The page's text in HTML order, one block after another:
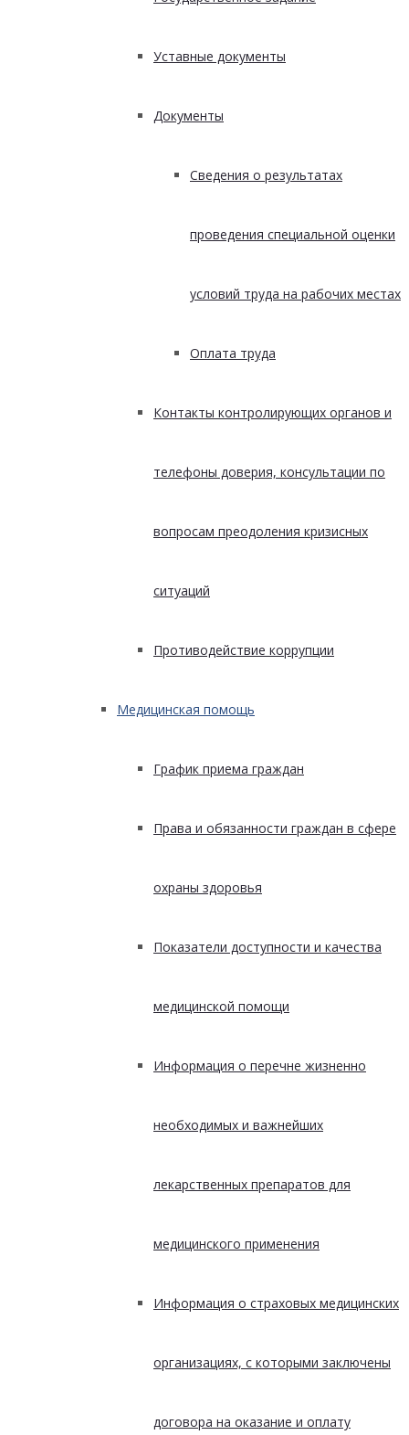
Уставные документы
Документы
Сведения о результатах
проведения специальной оценки
условий труда на рабочих местах
Оплата труда
Контакты контролирующих органов и
телефоны доверия, консультации по
вопросам преодоления кризисных
ситуаций
Противодействие коррупции
Медицинская помощь
График приема граждан
Права и обязанности граждан в сфере
охраны здоровья
Показатели доступности и качества
медицинской помощи
Информация о перечне жизненно
необходимых и важнейших
лекарственных препаратов для
медицинского применения
Информация о страховых медицинских
организациях, с которыми заключены
договора на оказание и оплату